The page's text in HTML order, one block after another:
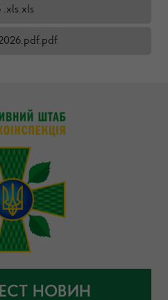
.xls.xls
НОВИН